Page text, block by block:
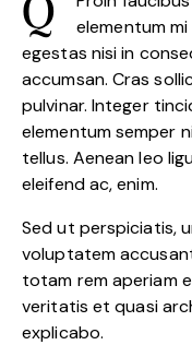
Q
elementum
egestas nisi in
accumsan. Cras
pulvinar. Integer
elementum semper
tellus. Aenean leo
eleifend ac, enim.
Sed ut perspiciatis,
voluptatem
totam rem aperiam
veritatis et quasi
explicabo.